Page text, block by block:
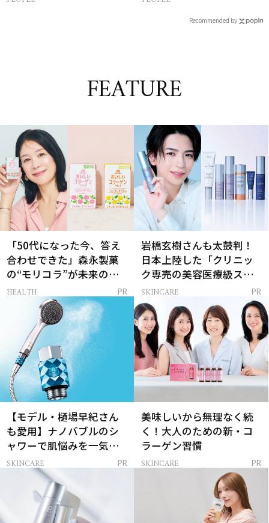
Recommended by
FEATURE
「50代になった今、答え
合わせできた」森永製菓
の“モリコラ”が未来のキ
レイを連れてくる！
HEALTH PR
岩橋玄樹さんも太鼓判！
日本上陸した「クリニッ
ク専売の美容医療級スキ
ンケア」
SKINCARE PR
【モデル・樋場早紀さん
も愛用】ナノバブルのシ
ャワーで肌悩みを一気に
解決
SKINCARE PR
美味しいから無理なく続
く！大人のための新・コ
ラーゲン習慣
SKINCARE PR